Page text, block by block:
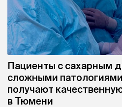
Пациенты с сахарным
сложными
получают
в Тюмени